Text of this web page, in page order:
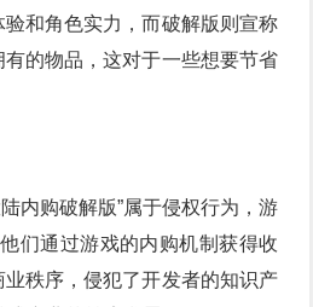
和角色实力，而破解版则宣称
的物品，这对于一些想要节省
内购破解版”属于侵权行为，游
们通过游戏的内购机制获得收
秩序，侵犯了开发者的知识产